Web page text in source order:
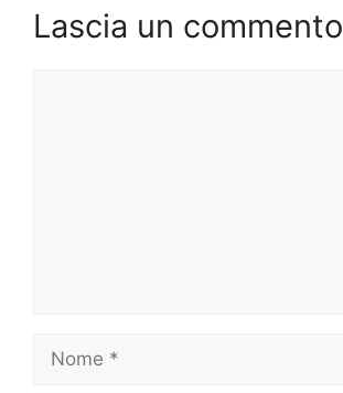
Lascia un commento
Nome